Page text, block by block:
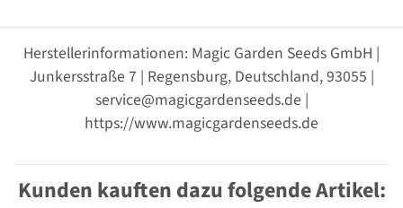
Herstellerinformationen: Magic Garden Seeds GmbH |
Junkersstraße 7 | Regensburg, Deutschland, 93055 |
service@magicgardenseeds.de |
https://www.magicgardenseeds.de
Kunden kauften dazu folgende Artikel: